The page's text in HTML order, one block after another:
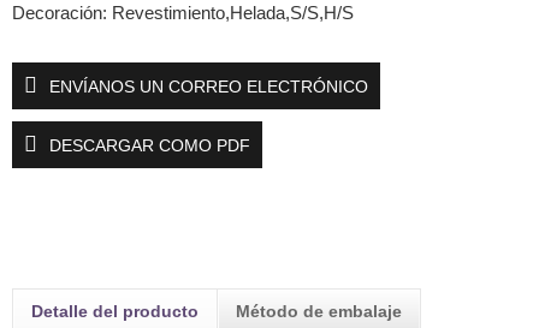
Decoración: Revestimiento,Helada,S/S,H/S
ENVÍANOS UN CORREO ELECTRÓNICO
DESCARGAR COMO PDF
Detalle del producto Método de embalaje